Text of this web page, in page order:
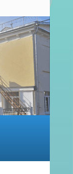
слабовидящих
×x